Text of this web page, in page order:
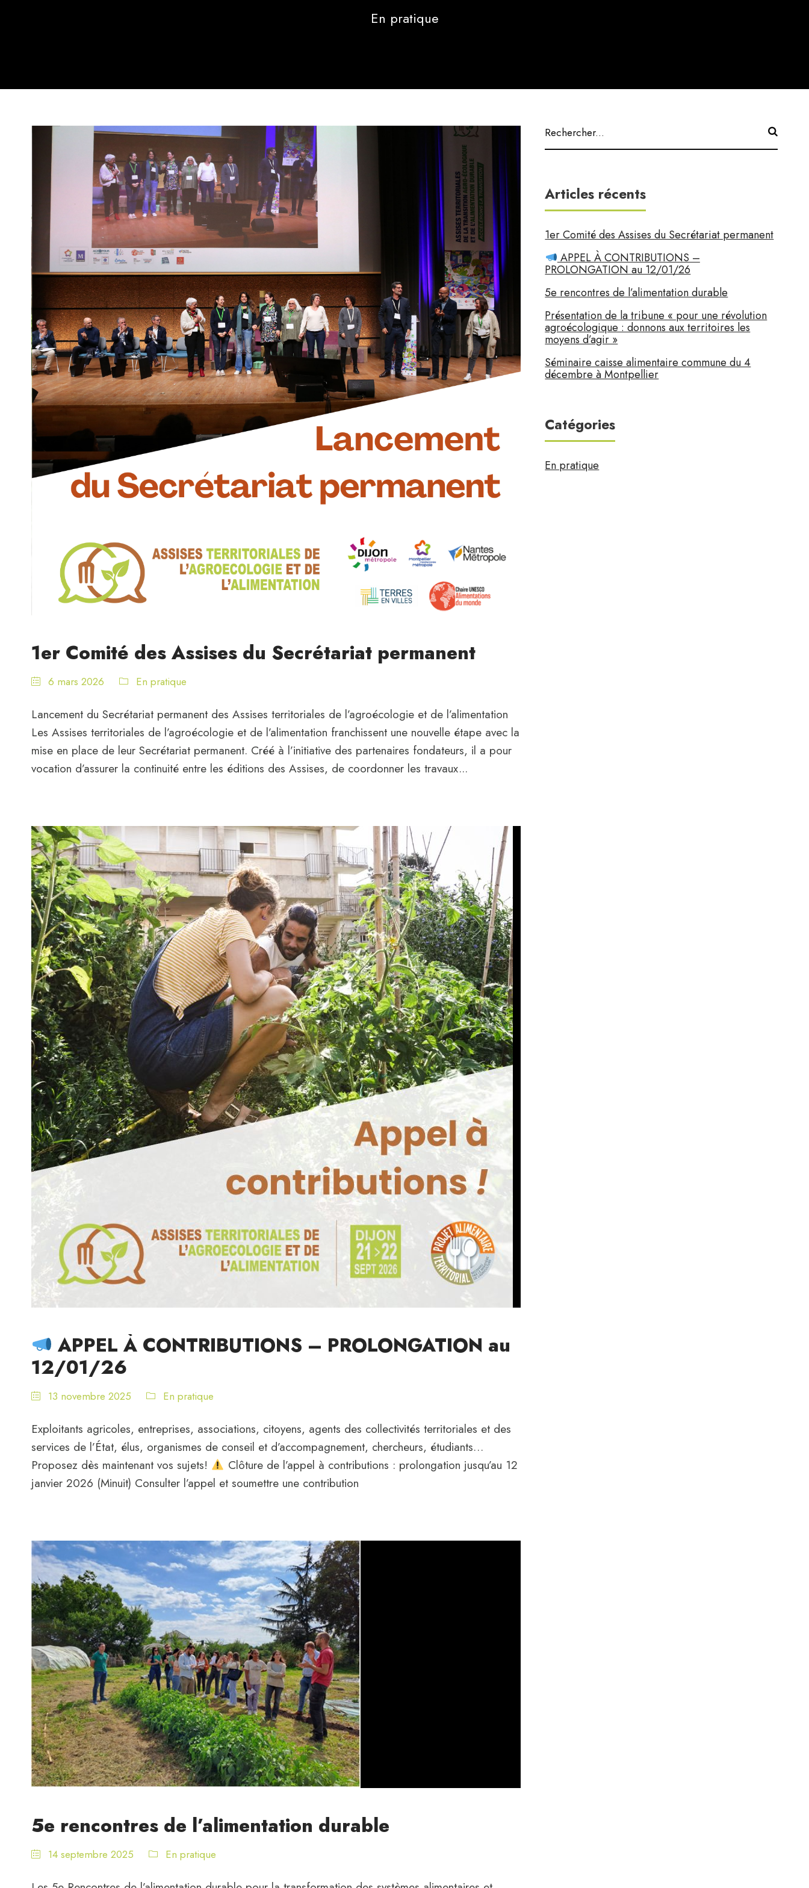
En pratique
1er Comité des Assises du Secrétariat permanent
6 mars 2026 En pratique
Lancement du Secrétariat permanent des Assises territoriales de l’agroécologie et de l’alimentation
Les Assises territoriales de l’agroécologie et de l’alimentation franchissent une nouvelle étape avec la
mise en place de leur Secrétariat permanent. Créé à l’initiative des partenaires fondateurs, il a pour
vocation d’assurer la continuité entre les éditions des Assises, de coordonner les travaux...
APPEL À CONTRIBUTIONS – PROLONGATION au
12/01/26
13 novembre 2025 En pratique
Exploitants agricoles, entreprises, associations, citoyens, agents des collectivités territoriales et des
services de l’État, élus, organismes de conseil et d’accompagnement, chercheurs, étudiants…
Proposez dès maintenant vos sujets!
Clôture de l’appel à contributions : prolongation jusqu’au 12
janvier 2026 (Minuit) Consulter l’appel et soumettre une contribution
5e rencontres de l’alimentation durable
14 septembre 2025 En pratique
Articles récents
1er Comité des Assises du Secrétariat permanent
APPEL À CONTRIBUTIONS –
PROLONGATION au 12/01/26
5e rencontres de l’alimentation durable
Présentation de la tribune « pour une révolution
agroécologique : donnons aux territoires les
moyens d’agir »
Séminaire caisse alimentaire commune du 4
décembre à Montpellier
Catégories
En pratique